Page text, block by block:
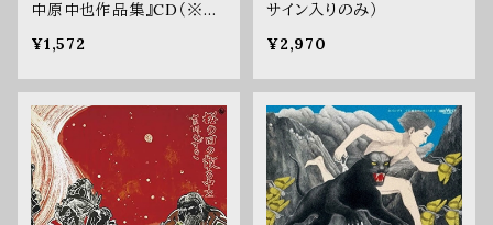
中原中也作品集』CD（※サ
¥1,572
サイン入りのみ）
¥2,970